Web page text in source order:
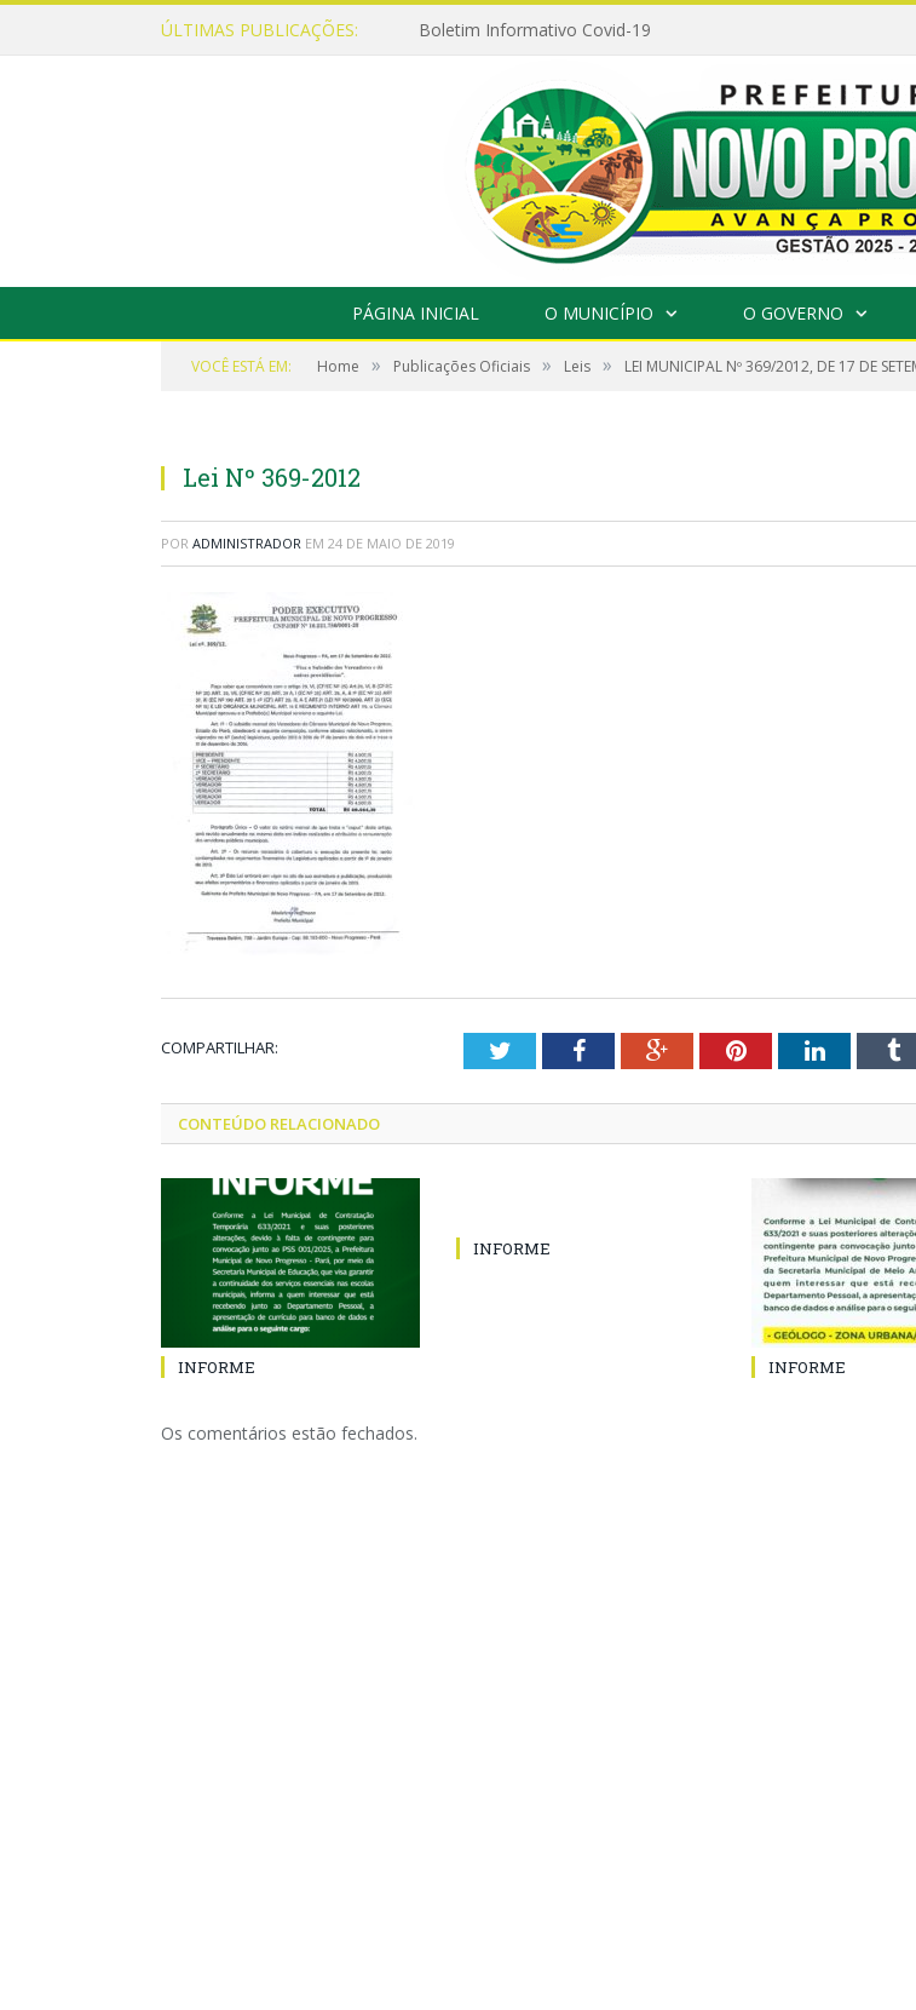
ÚLTIMAS PUBLICAÇÕES: Boletim Informativo Covid-19
PÁGINA INICIAL O MUNICÍPIO O GOVERNO
VOCÊ ESTÁ EM: Home » Publicações Oficiais » Leis » LEI MUNICIPAL Nº 369/2012, DE 17 DE
Lei Nº 369-2012
POR ADMINISTRADOR EM 24 DE MAIO DE 2019
COMPARTILHAR: TwitterFacebookGoogle+PinterestLinkedIn
CONTEÚDO RELACIONADO
INFORME
INFORME
INFORME
Os comentários estão fechados.